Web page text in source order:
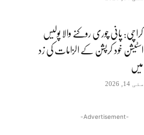
کراچی: پانی چوری روکنے والا پولیس
اسٹیشن خود کرپشن کے الزامات کی زد
میں
مئی 14, 2026
-Advertisement-